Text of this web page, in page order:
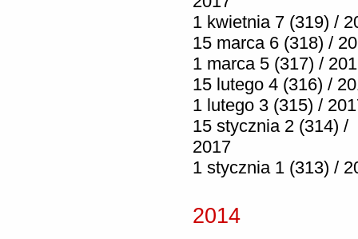
1 kwietnia 7 (319) /
15 marca 6 (318) /
1 marca 5 (317) /
15 lutego 4 (316) /
1 lutego 3 (315) /
15 stycznia 2 (314) /
2017
1 stycznia 1 (313) /
2014